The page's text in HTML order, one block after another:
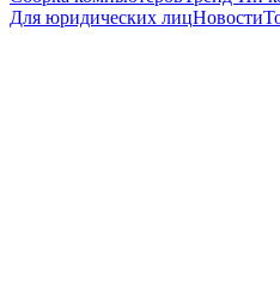
Для юридических лицНовости